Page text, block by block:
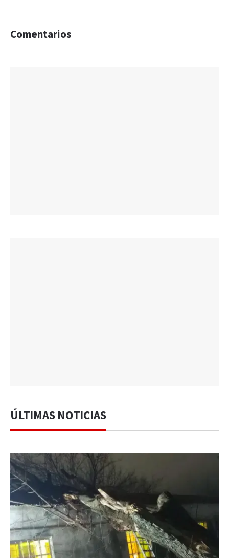
Comentarios
ÚLTIMAS NOTICIAS